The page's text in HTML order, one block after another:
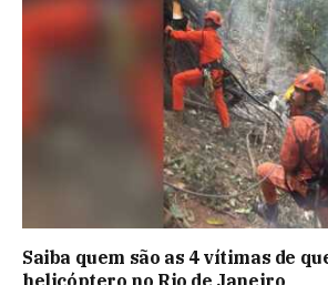
Saiba quem são as 4 vítimas de